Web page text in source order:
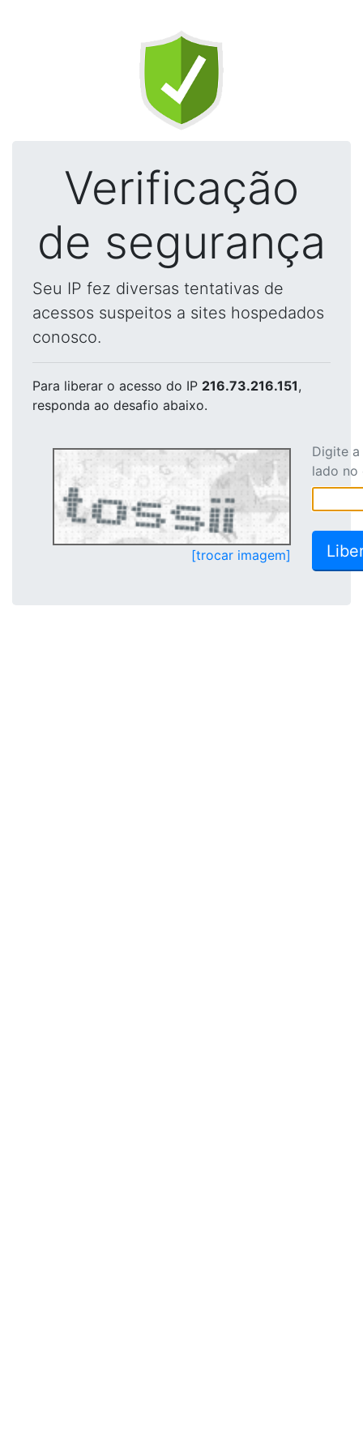
Verificação
de segurança
Seu IP fez diversas tentativas de
acessos suspeitos a sites hospedados
conosco.
Para liberar o acesso do IP 216.73.216.151,
responda ao desafio abaixo.
[trocar imagem]
Digite
lado no